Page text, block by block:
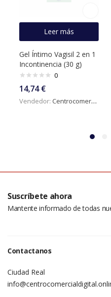
Leer más
Gel Íntimo Vagisil 2 en 1
Incontinencia (30 g)
0
14,74€
Vendedor: Centrocomercialdigital
Suscríbete ahora
Mantente informado de todas
Contactanos
Ciudad Real